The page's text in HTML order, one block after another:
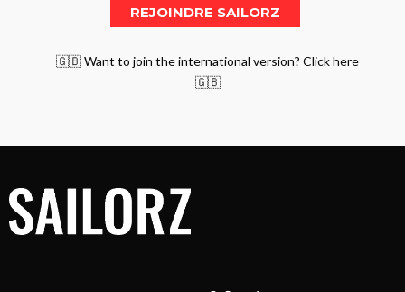
🇬🇧 Want to join the international version? Click here
🇬🇧